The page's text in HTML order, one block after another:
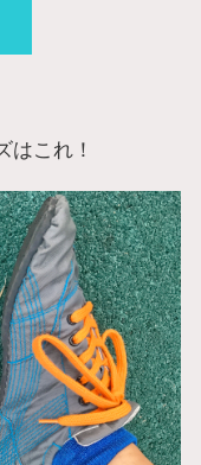
はこれ！